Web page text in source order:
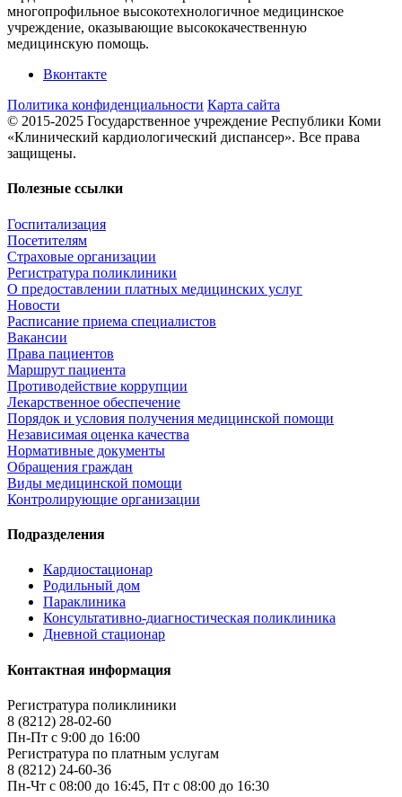
многопрофильное высокотехнологичное медицинское
учреждение, оказывающие высококачественную
медицинскую помощь.
Вконтакте
Политика конфиденциальности Карта сайта
© 2015-2025 Государственное учреждение Республики Коми
«Клинический кардиологический диспансер». Все права
защищены.
Полезные ссылки
Госпитализация
Посетителям
Страховые организации
Регистратура поликлиники
О предоставлении платных медицинских услуг
Новости
Расписание приема специалистов
Вакансии
Права пациентов
Маршрут пациента
Противодействие коррупции
Лекарственное обеспечение
Порядок и условия получения медицинской помощи
Независимая оценка качества
Нормативные документы
Обращения граждан
Виды медицинской помощи
Контролирующие организации
Подразделения
Кардиостационар
Родильный дом
Параклиника
Консультативно-диагностическая поликлиника
Дневной стационар
Контактная информация
Регистратура поликлиники
8 (8212) 28-02-60
Пн-Пт с 9:00 до 16:00
Регистратура по платным услугам
8 (8212) 24-60-36
Пн-Чт с 08:00 до 16:45, Пт с 08:00 до 16:30